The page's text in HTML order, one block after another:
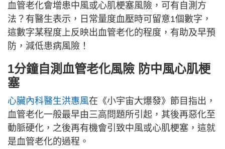
血管老化會增患中風或心肌梗塞風險，可有自測方
法？有醫生表示，日常量度血壓時可留意1個數字，
這數字某程度上反映出血管老化的程度，有助及早預
防，減低患病風險！
1分鐘自測血管老化風險 防中風心肌梗
塞
心臟內科醫生洪惠風在《小宇宙大爆發》節目指出，
血管老化一般最早由三高問題所引起，其後再惡化至
動脈硬化，之後再有機會引致中風或心肌梗塞，這就
是血管老化的過程。